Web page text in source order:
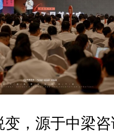
，源于中梁